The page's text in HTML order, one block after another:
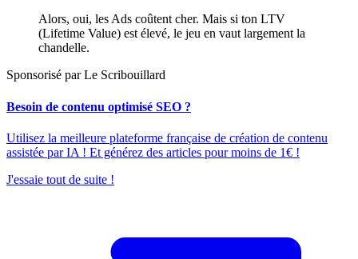
Alors, oui, les Ads coûtent cher. Mais si ton LTV
(Lifetime Value) est élevé, le jeu en vaut largement la
chandelle.
Sponsorisé par Le Scribouillard
Besoin de contenu optimisé SEO ?
Utilisez la meilleure plateforme française de création de contenu
assistée par IA ! Et générez des articles pour moins de 1€ !
J'essaie tout de suite !